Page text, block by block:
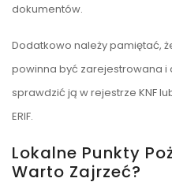
dokumentów.
Dodatkowo należy pamiętać,
powinna być zarejestrowana i
sprawdzić ją w rejestrze KNF
ERIF.
Lokalne Punkty
Warto Zajrzeć?